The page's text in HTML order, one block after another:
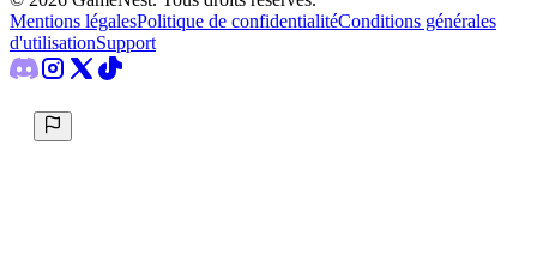
Mentions légalesPolitique de confidentialitéConditions générales
d'utilisationSupport